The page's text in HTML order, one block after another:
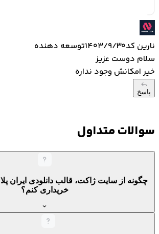
نارین کد۱۴۰۳/۹/۳۰توسعه دهنده
سلام دوست عزیز
خیر امکانش وجود نداره
پاسخ
سوالات متداول
خریداری کنم؟